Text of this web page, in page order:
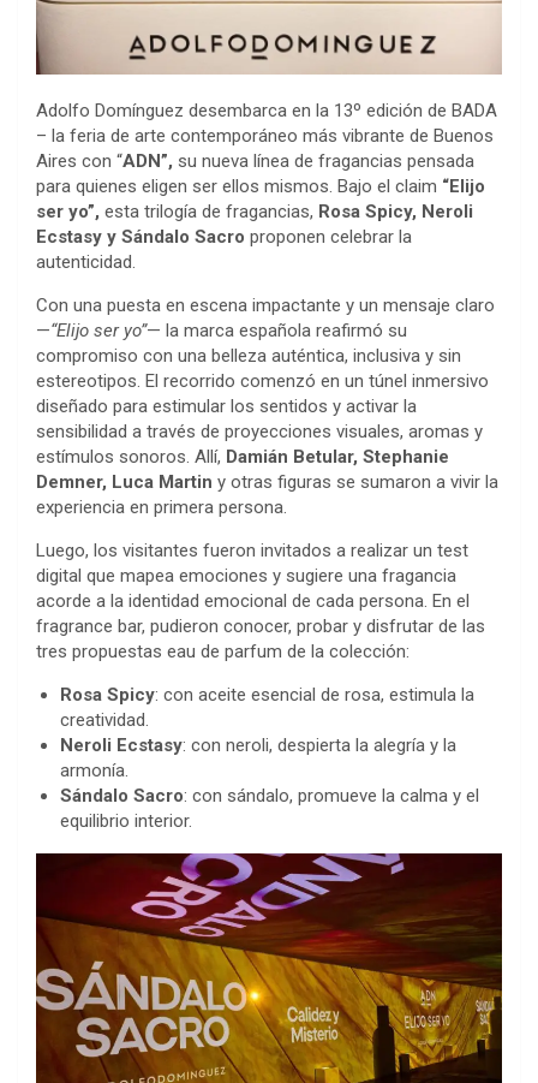
Adolfo Domínguez desembarca en la 13º edición de BADA
– la feria de arte contemporáneo más vibrante de Buenos
Aires con “ADN”, su nueva línea de fragancias pensada
para quienes eligen ser ellos mismos. Bajo el claim “Elijo
ser yo”, esta trilogía de fragancias, Rosa Spicy, Neroli
Ecstasy y Sándalo Sacro proponen celebrar la
autenticidad.
Con una puesta en escena impactante y un mensaje claro
—“Elijo ser yo”— la marca española reafirmó su
compromiso con una belleza auténtica, inclusiva y sin
estereotipos. El recorrido comenzó en un túnel inmersivo
diseñado para estimular los sentidos y activar la
sensibilidad a través de proyecciones visuales, aromas y
estímulos sonoros. Allí, Damián Betular, Stephanie
Demner, Luca Martin y otras figuras se sumaron a vivir la
experiencia en primera persona.
Luego, los visitantes fueron invitados a realizar un test
digital que mapea emociones y sugiere una fragancia
acorde a la identidad emocional de cada persona. En el
fragrance bar, pudieron conocer, probar y disfrutar de las
tres propuestas eau de parfum de la colección:
Rosa Spicy: con aceite esencial de rosa, estimula la
creatividad.
Neroli Ecstasy: con neroli, despierta la alegría y la
armonía.
Sándalo Sacro: con sándalo, promueve la calma y el
equilibrio interior.